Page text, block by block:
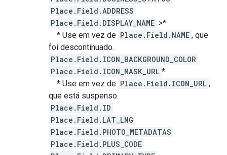
Place.Field.ADDRESS
Place.Field.DISPLAY_NAME >*
* Use em vez de Place.Field.NAME , que
foi descontinuado.
Place.Field.ICON_BACKGROUND_COLOR
Place.Field.ICON_MASK_URL *
* Use em vez de Place.Field.ICON_URL ,
que está suspenso.
Place.Field.ID
Place.Field.LAT_LNG
Place.Field.PHOTO_METADATAS
Place.Field.PLUS_CODE